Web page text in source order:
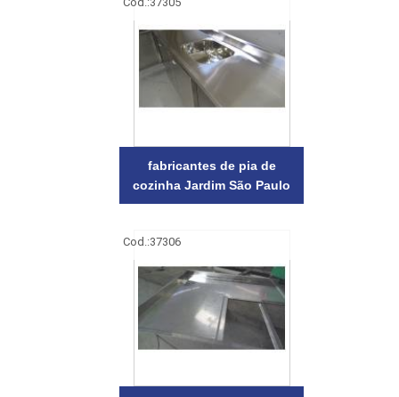
fabricantes de pia de
cozinha Jardim São Paulo
Cod.:37306